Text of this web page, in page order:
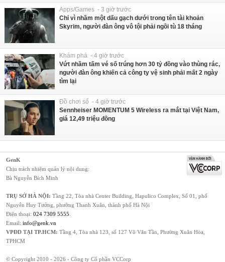
Apps/Games - 3 giờ trước
Chỉ vì nhầm một dấu gạch dưới trong tên tài khoản
Skyrim, người đàn ông vô tội phải ngồi tù 18 tháng
Khám phá - 4 giờ trước
Vứt nhầm tấm vé số trúng hơn 30 tỷ đồng vào thùng rác,
người đàn ông khiến cả công ty vệ sinh phải mất 2 ngày
tìm lại
Đồ chơi số - 4 giờ trước
Sennheiser MOMENTUM 5 Wireless ra mắt tại Việt Nam,
giá 12,49 triệu đồng
GenK
Chịu trách nhiệm quản lý nội dung:
Bà Nguyễn Bích Minh
TRỤ SỞ HÀ NỘI: Tầng 22, Tòa nhà Center Building, Hapulico Complex, Số 01, phố
Nguyễn Huy Tưởng, phường Thanh Xuân, thành phố Hà Nội
Điện thoại: 024 7309 5555
Email: info@genk.vn
VPĐD TẠI TP.HCM: Tầng 4, Tòa nhà 123, số 127 Võ Văn Tần, Phường Xuân Hòa,
TPHCM
© Copyright 2010 - 2026 - Công ty Cổ phần VCCorp